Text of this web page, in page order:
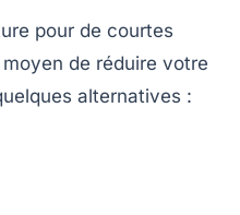
pour de courtes
de réduire votre
alternatives :